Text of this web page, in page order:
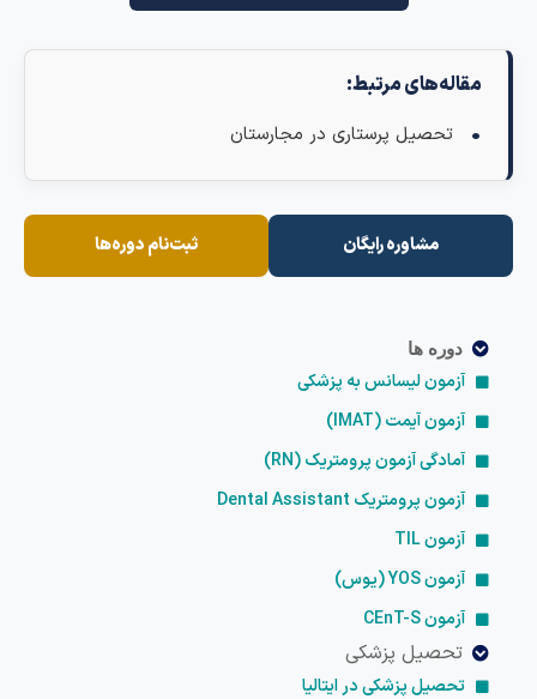
مقاله‌های مرتبط:
تحصیل پرستاری در مجارستان
مشاوره رایگان ثبت‌نام دوره‌ها
دوره ها
آزمون لیسانس به پزشکی
آزمون آیمت (IMAT)
آمادگی آزمون پرومتریک (RN)
آزمون پرومتریک Dental Assistant
آزمون TIL
آزمون YOS (یوس)
آزمون CEnT-S
تحصیل پزشکی
تحصیل پزشکی در ایتالیا